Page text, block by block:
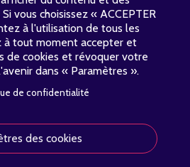
Soutenir
vous choisissez « ACCEPTER
à l'utilisation de tous les
à tout moment accepter et
de cookies et révoquer votre
dans « Paramètres ».
de confidentialité
des cookies